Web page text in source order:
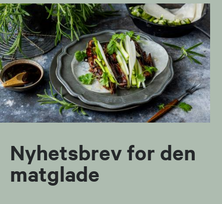
Nyhetsbrev for den
matglade